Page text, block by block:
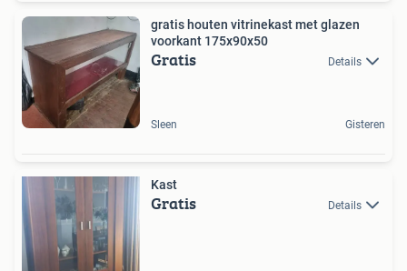
gratis houten vitrinekast met glazen
voorkant 175x90x50
Gratis Details
Sleen Gisteren
Kast
Gratis Details